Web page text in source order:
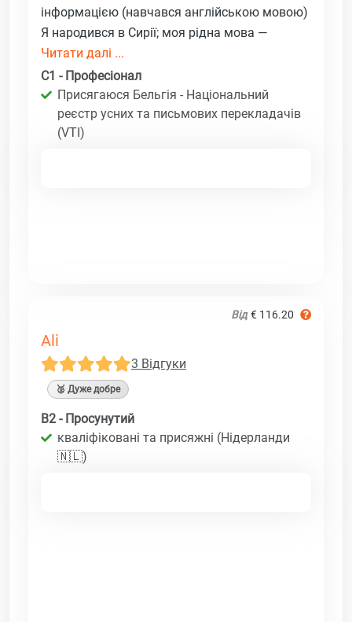
інформацією (навчався англійською мовою)
Я народився в Сирії; моя рідна мова —
Читати далі ...
C1 - Професіонал
Присягаюся Бельгія - Національний
реєстр усних та письмових перекладачів
(VTI)
Від € 116.20
Ali
3 Відгуки
🥈 Дуже добре
B2 - Просунутий
кваліфіковані та присяжні (Нідерланди
🇳🇱)